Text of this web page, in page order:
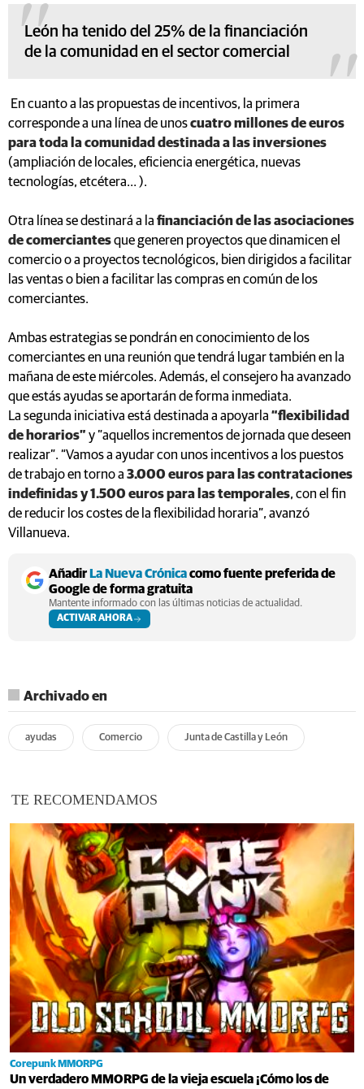
León ha tenido del 25% de la financiación
de la comunidad en el sector comercial
En cuanto a las propuestas de incentivos, la primera
corresponde a una línea de unoscuatro millones de euros
para toda la comunidad destinada a las inversiones
(ampliación de locales, eficiencia energética, nuevas
tecnologías, etcétera… ).
Otra línea se destinará a la financiación de las asociaciones
de comerciantesque generen proyectos que dinamicen el
comercio o a proyectos tecnológicos, bien dirigidos a facilitar
las ventas o bien a facilitar las compras en común de los
comerciantes.
Ambas estrategias se pondrán en conocimiento de los
comerciantes en una reunión que tendrá lugar también en la
mañana de este miércoles. Además, el consejero ha avanzado
que estás ayudas se aportarán de forma inmediata.
La segunda iniciativa está destinada a apoyarla “flexibilidad
de horarios” y ”aquellos incrementos de jornada que deseen
realizar”. “Vamos a ayudar con unos incentivos a los puestos
de trabajo en torno a 3.000 euros para las contrataciones
indefinidas y 1.500 euros para las temporales, con el fin
de reducir los costes de la flexibilidad horaria”, avanzó
Villanueva.
Añadir La Nueva Crónicacomo fuente preferida de
Google de forma gratuita
Mantente informado con las últimas noticias de actualidad.
ACTIVAR AHORA
Archivado en
ayudas Comercio Junta de Castilla y León
TE RECOMENDAMOS
Corepunk MMORPG
Un verdadero MMORPG de la vieja escuela ¡Cómo los de